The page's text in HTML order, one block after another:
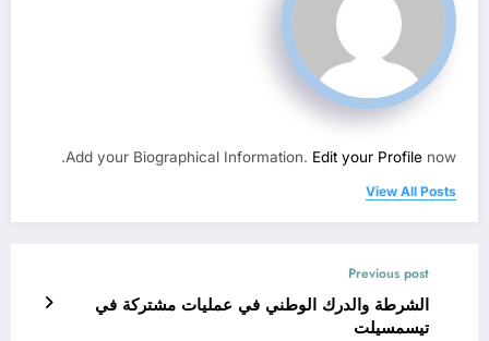
Add your Biographical Information. Edit your Profile now.
View All Posts
Previous post
الشرطة والدرك الوطني في عمليات مشتركة في
تيسمسيلت